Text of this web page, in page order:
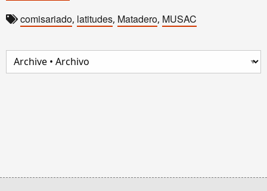
comisariado, latitudes, Matadero, MUSAC